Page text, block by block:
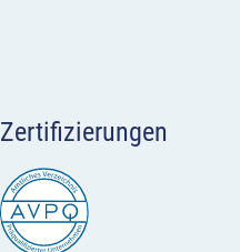
Zertifizierungen